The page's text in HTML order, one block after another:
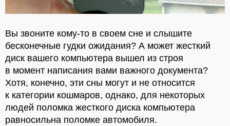
Вы звоните кому-то в своем сне и слышите
бесконечные гудки ожидания? А может жесткий
диск вашего компьютера вышел из строя
в момент написания вами важного документа?
Хотя, конечно, эти сны могут и не относится
к категории кошмаров, однако, для некоторых
людей поломка жесткого диска компьютера
равносильна поломке автомобиля.